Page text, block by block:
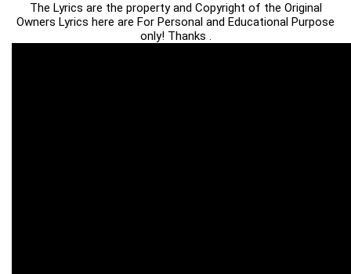
The Lyrics are the property and Copyright of the Original
Owners Lyrics here are For Personal and Educational Purpose
only! Thanks .